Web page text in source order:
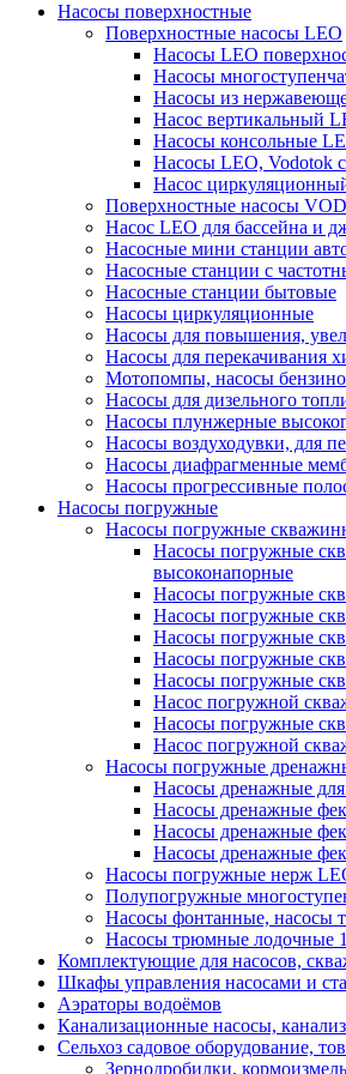
Насосы поверхностные
Поверхностные насосы LEO
Насосы LEO
Насосы
Насосы из
Насос вертикальный
Насосы консольные
Насосы LEO, Vodotok
Насос
Поверхностные насосы
Насос LEO для бассейна и
Насосные мини станции
Насосные станции с
Насосные станции бытовые
Насосы циркуляционные
Насосы для повышения,
Насосы для перекачивания
Мотопомпы, насосы
Насосы для дизельного
Насосы плунжерные
Насосы воздуходувки, для
Насосы диафрагменные
Насосы прогрессивные
Насосы погружные
Насосы погружные
Насосы погружные
высоконапорные
Насосы погружные
Насосы погружные
Насосы погружные
Насосы погружные
Насосы погружные
Насос погружной
Насосы погружные
Насос погружной
Насосы погружные
Насосы дренажные
Насосы дренажные
Насосы дренажные
Насосы дренажные
Насосы погружные нерж
Полупогружные
Насосы фонтанные, насосы
Насосы трюмные лодочные
Комплектующие для насосов,
Шкафы управления насосами и
Аэраторы водоёмов
Канализационные насосы,
Сельхоз садовое оборудование,
Зернодробилки,